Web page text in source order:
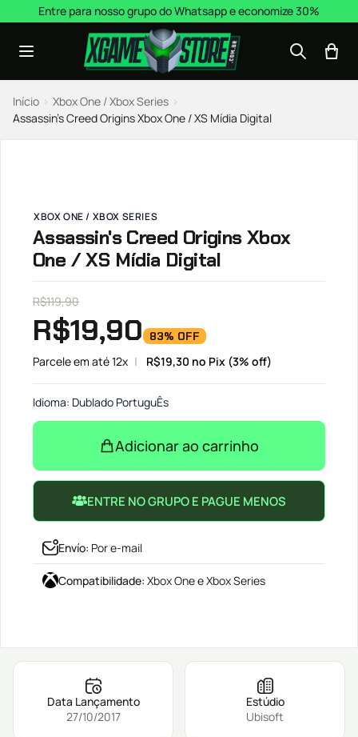
Pular para o conteúdo
Entre para nosso grupo do Whatsapp e economize 30%
Início › Xbox One / Xbox Series ›
Assassin’s Creed Origins Xbox One / XS Mídia Digital
XBOX ONE / XBOX SERIES
Assassin's Creed Origins Xbox
One / XS Mídia Digital
R$119,90
R$19,90 83% OFF
Parcele em até 12x R$19,30 no Pix (3% off)
Idioma: Dublado PortuguÊs
Adicionar ao carrinho
ENTRE NO GRUPO E PAGUE MENOS
Envío: Por e-mail
Compatibilidade: Xbox One e Xbox Series
Data Lançamento
27/10/2017
Estúdio
Ubisoft